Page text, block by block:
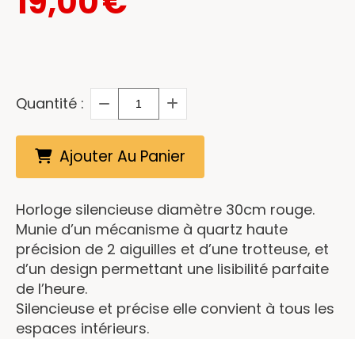
Quantité :
Ajouter Au Panier
Horloge silencieuse diamètre 30cm rouge.
Munie d’un mécanisme à quartz haute
précision de 2 aiguilles et d’une trotteuse, et
d’un design permettant une lisibilité parfaite
de l’heure.
Silencieuse et précise elle convient à tous les
espaces intérieurs.